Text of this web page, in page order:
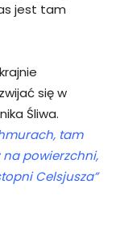
jest tam
się w
Śliwa.
tam
na powierzchni,
Celsjusza”